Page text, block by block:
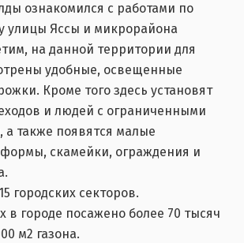
ознакомился с работами по
улицы Яссы и микрорайона
на данной территории для
удобные, освещенные
Кроме того здесь установят
и людей с ограниченными
а также появятся малые
скамейки, ограждения и
городских секторов.
в городе посажено более 70 тысяч
м2 газона.